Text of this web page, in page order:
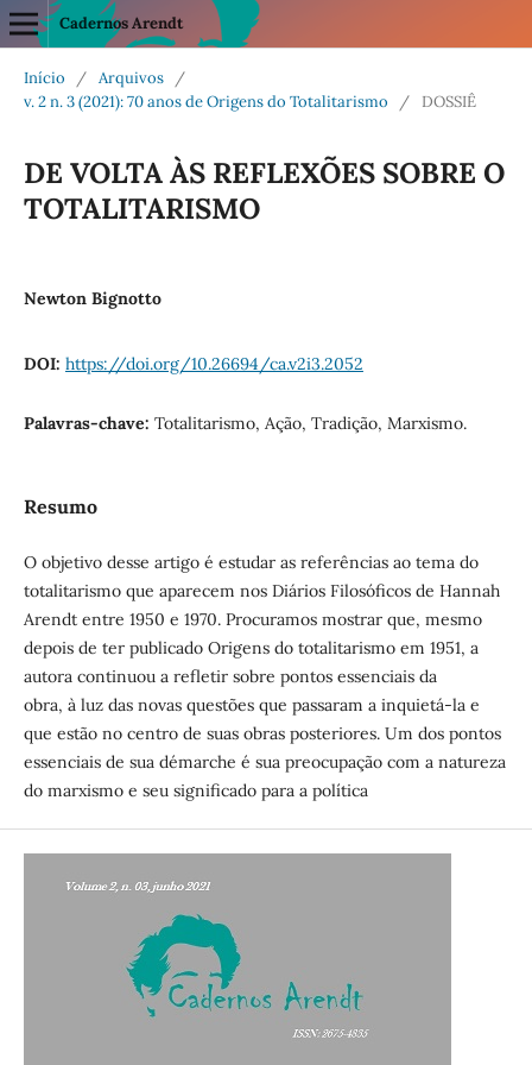
Cadernos Arendt
Início / Arquivos
/
v. 2 n. 3 (2021): 70 anos de Origens do Totalitarismo
/ DOSSIÊ
DE VOLTA ÀS REFLEXÕES SOBRE O
TOTALITARISMO
Newton Bignotto
DOI: https://doi.org/10.26694/ca.v2i3.2052
Palavras-chave: Totalitarismo, Ação, Tradição, Marxismo.
Resumo
O objetivo desse artigo é estudar as referências ao tema do
totalitarismo que aparecem nos Diários Filosóficos de Hannah
Arendt entre 1950 e 1970. Procuramos mostrar que, mesmo
depois de ter publicado Origens do totalitarismo em 1951, a
autora continuou a refletir sobre pontos essenciais da
obra, à luz das novas questões que passaram a inquietá-la e
que estão no centro de suas obras posteriores. Um dos pontos
essenciais de sua démarche é sua preocupação com a natureza
do marxismo e seu significado para a política